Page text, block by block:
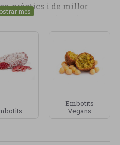
pràctics i de millor
per completar la
pots trobar lactis, iogurts,
veganes, segons
Embotits
Vegans